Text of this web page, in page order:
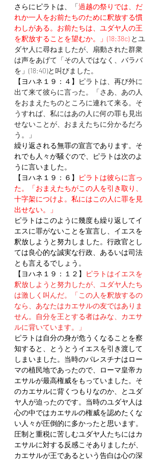
さらにピラトは、 「過越の祭りでは、だ
れか一人をお前たちのために釈放する慣
わしがある。お前たちは、ユダヤ人の王
を釈放することを望むか。」(18:38c) とユ
ダヤ人に尋ねましたが、扇動された群衆
は声をあげて「その人ではなく、バラバ
を」(18:40)と叫びました。
【ヨハネ１９：４】
ピラトは、再び外に
出て来て彼らに言った。「さあ、あの人
をおまえたちのところに連れて来る。そ
うすれば、私にはあの人に何の罪も見出
せないことが、おまえたちに分かるだろ
う。」
繰り返される無罪の宣言であります。そ
れでも人々が騒ぐので、ピラトは次のよ
うに言いました。
【ヨハネ１９：６】
ピラトは彼らに言っ
た。「おまえたちがこの人を引き取り、
十字架につけよ。私にはこの人に罪を見
出せない。」
ピラトはこのように幾度も繰り返してイ
エスに罪がないことを宣言し、イエスを
釈放しようと努力しました。行政官とし
ては良心的な誠実な行政、あるいは司法
とも言えるでしょう。
【ヨハネ１９：１２】
ピラトはイエスを
釈放しようと努力したが、ユダヤ人たち
は激しく叫んだ。「この人を釈放するの
なら、あなたはカエサルの友ではありま
せん。自分を王とする者はみな、カエサ
ルに背いています。」
ピラトは自分の身が危うくなることを察
知すると、とうとうイエスを引き渡して
しまいました。当時のパレスチナはロー
マの植民地であったので、ローマ皇帝カ
エサルが最高権威をもっていました。そ
のカエサルに背くつもりなのか、とユダ
ヤ人が迫ったのです。当時のユダヤ人は
心の中ではカエサルの権威を認めたくな
い人々が圧倒的に多かったと思います。
圧制と重税に苦しむユダヤ人たちにはカ
エサルに対する反感こそありましたが、
カエサルが王であるという告白は心の深